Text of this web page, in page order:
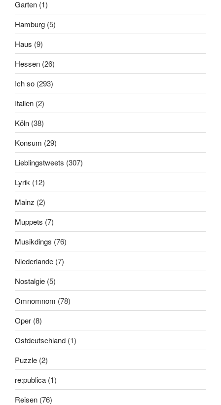
Garten (1)
Hamburg (5)
Haus (9)
Hessen (26)
Ich so (293)
Italien (2)
Köln (38)
Konsum (29)
Lieblingstweets (307)
Lyrik (12)
Mainz (2)
Muppets (7)
Musikdings (76)
Niederlande (7)
Nostalgie (5)
Omnomnom (78)
Oper (8)
Ostdeutschland (1)
Puzzle (2)
re:publica (1)
Reisen (76)